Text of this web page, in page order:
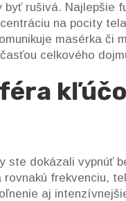
byť rušivá. Najlepšie
na pocity
masérka či
celkového
ste dokázali vypnúť
rovnakú frekvenciu,
aj